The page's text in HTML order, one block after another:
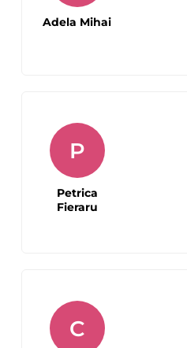
Adela Mihai
P
Petrica
Fieraru
C